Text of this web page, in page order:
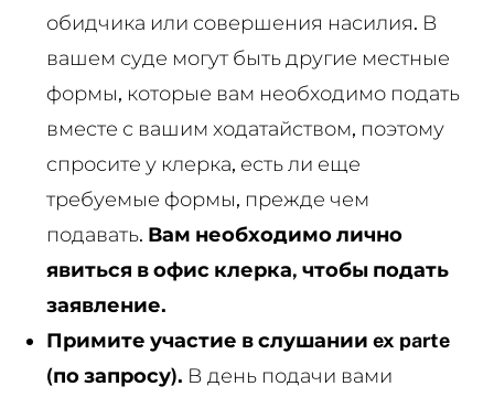
обидчика или совершения насилия. В
вашем суде могут быть другие местные
формы, которые вам необходимо подать
вместе с вашим ходатайством, поэтому
спросите у клерка, есть ли еще
требуемые формы, прежде чем
подавать. Вам необходимо лично
явиться в офис клерка, чтобы подать
заявление.
Примите участие в слушании ex parte
(по запросу). В день подачи вами